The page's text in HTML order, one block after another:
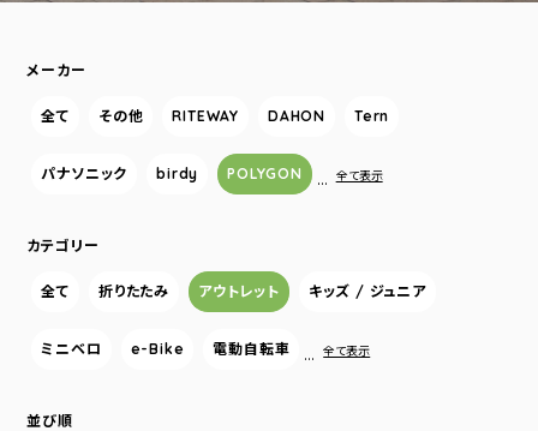
メーカー
全て その他 RITEWAY DAHON Tern
パナソニック birdy POLYGON … 全て表示
カテゴリー
全て 折りたたみ アウトレット キッズ / ジュニア
ミニベロ e-Bike 電動自転車 … 全て表示
並び順